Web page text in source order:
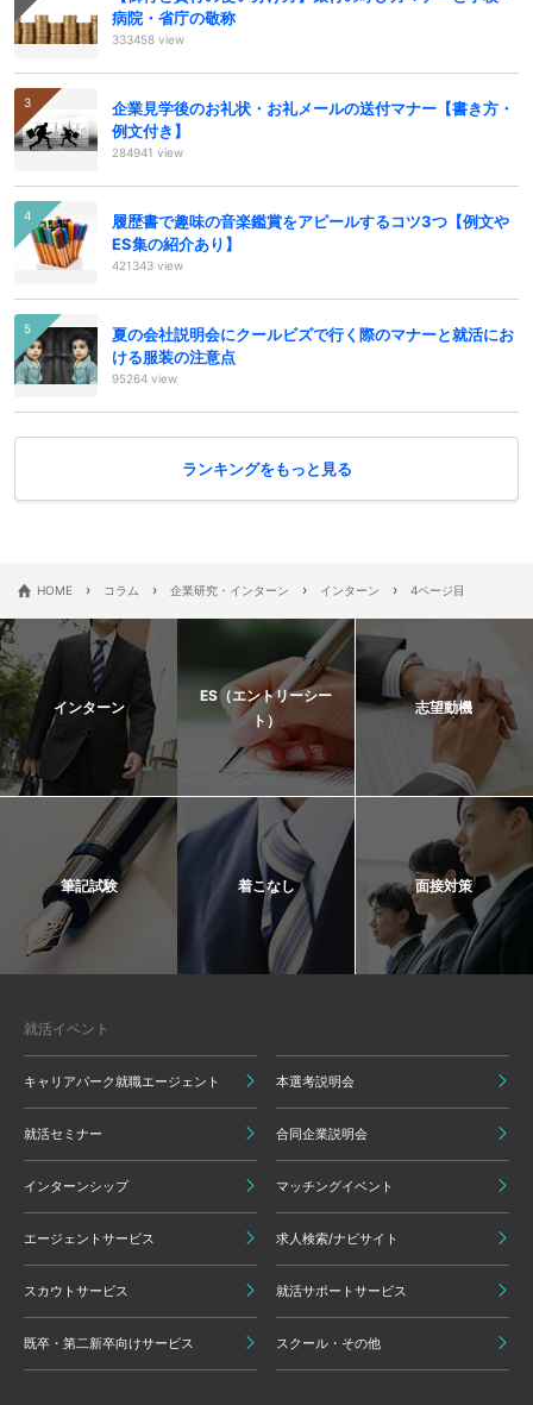
病院・省庁の敬称
333458 view
企業見学後のお礼状・お礼メールの送付マナー【書き方・
例文付き】
284941 view
履歴書で趣味の音楽鑑賞をアピールするコツ3つ【例文や
ES集の紹介あり】
421343 view
夏の会社説明会にクールビズで行く際のマナーと就活にお
ける服装の注意点
95264 view
ランキングをもっと見る
HOME › コラム › 企業研究・インターン › インターン › 4ページ目
インターン
ES（エントリーシー
ト）
志望動機
筆記試験 着こなし 面接対策
就活イベント
キャリアパーク就職エージェント 本選考説明会
就活セミナー 合同企業説明会
インターンシップ マッチングイベント
エージェントサービス 求人検索/ナビサイト
スカウトサービス 就活サポートサービス
既卒・第二新卒向けサービス スクール・その他